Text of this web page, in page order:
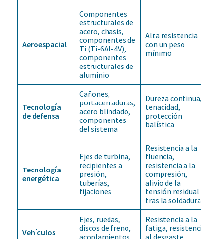
Aeroespacial
Componentes
estructurales de
acero, chasis,
componentes de
Ti (Ti-6Al-4V),
componentes
estructurales de
aluminio
Alta resistencia
con un peso
mínimo
Tecnología
de defensa
Cañones,
portacerraduras,
acero blindado,
componentes
del sistema
Dureza continua,
tenacidad,
protección
balística
Tecnología
energética
Ejes de turbina,
recipientes a
presión,
tuberías,
fijaciones
Resistencia a la
fluencia,
resistencia a la
compresión,
alivio de la
tensión residual
tras la soldadura
Vehículos
Ejes, ruedas,
discos de freno,
acoplamientos,
Resistencia a la
fatiga, resistencia
al desgaste,